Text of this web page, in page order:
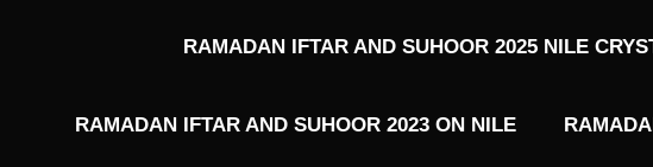
RAMADAN IFTAR AND SUHOOR 2025 NILE
RAMADAN IFTAR AND SUHOOR 2023 ON NILE